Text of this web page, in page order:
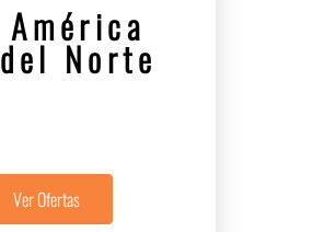
América
del Norte
Ver Ofertas